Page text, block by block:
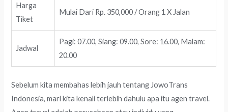
Harga
Tiket
Mulai Dari Rp. 350,000 / Orang 1 X Jalan
Jadwal
Pagi: 07.00, Siang: 09.00, Sore: 16.00, Malam:
20.00
Sebelum kita membahas lebih jauh tentang JowoTrans
Indonesia, mari kita kenali terlebih dahulu apa itu agen travel.